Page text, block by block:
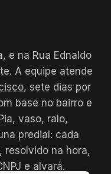
e na Rua Ednaldo
A equipe atende
, sete dias por
base no bairro e
vaso, ralo,
predial: cada
resolvido na hora,
e alvará.